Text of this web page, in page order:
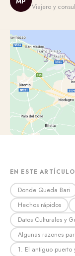
Viajero y
EN ESTE ARTÍCULO
Donde Queda Bari
Hechos rápidos
Datos Culturales y
Algunas razones
1. El antiguo puerto